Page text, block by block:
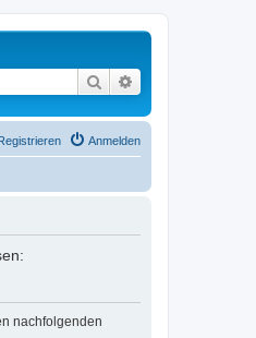
Suche
Anmelden
nachfolgenden